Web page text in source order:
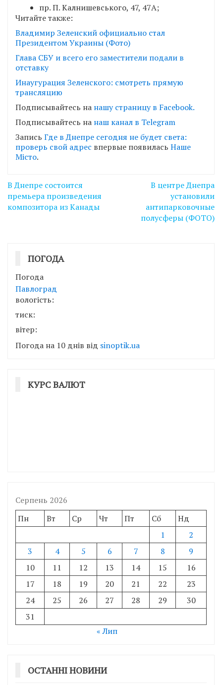
пр. П. Калнишевського, 47, 47А;
Читайте также:
Владимир Зеленский официально стал
Президентом Украины (Фото)
Глава СБУ и всего его заместители подали в
отставку
Инаугурация Зеленского: смотреть прямую
трансляцию
Подписывайтесь на нашу страницу в Facebook.
Подписывайтесь на наш канал в Telegram
Запись Где в Днепре сегодня не будет света:
проверь свой адрес впервые появилась Наше
Місто.
Навігація
записів
В Днепре состоится
премьера произведения
композитора из Канады
В центре Днепра
установили
антипарковочные
полусферы (ФОТО)
ПОГОДА
Погода
Павлоград
вологість:
тиск:
вітер:
Погода на 10 днів від sinoptik.ua
КУРС ВАЛЮТ
Серпень 2026
Пн
Вт Ср Чт Пт Сб
Нд
1
2
3
4 5 6 7 8
9
10
11 12 13 14 15
16
17
18 19 20 21 22
23
24
25 26 27 28 29
30
31
« Лип
ОСТАННІ НОВИНИ